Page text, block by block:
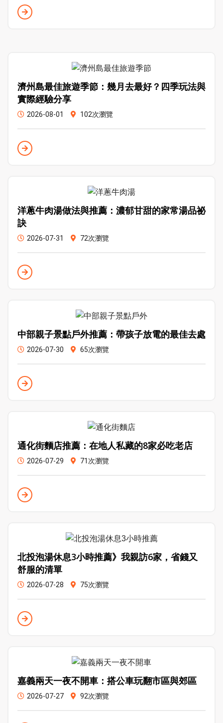
濟州島最佳旅遊季節：幾月去最好？四季玩法與
實際經驗分享
2026-08-01 102次瀏覽
洋蔥牛肉湯做法與推薦：濃郁甘甜的家常湯品祕
訣
2026-07-31 72次瀏覽
中部親子景點戶外推薦：帶孩子放電的最佳去處
2026-07-30 65次瀏覽
通化街麵店推薦：在地人私藏的8家必吃老店
2026-07-29 71次瀏覽
北投泡湯休息3小時推薦》我親訪6家，省錢又
舒服的清單
2026-07-28 75次瀏覽
嘉義兩天一夜不開車：搭公車玩翻市區與郊區
2026-07-27 92次瀏覽